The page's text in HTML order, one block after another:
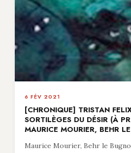
6 FÉV 2021
[CHRONIQUE] TRISTAN
SORTILÈGES DU DÉSIR (À
MAURICE MOURIER, BEHR
Maurice Mourier, Behr le